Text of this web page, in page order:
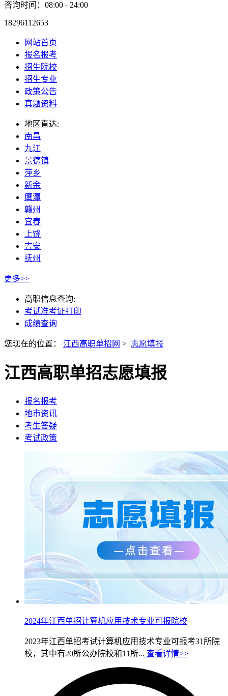
咨询时间：08:00 - 24:00
18296112653
网站首页
报名报考
招生院校
招生专业
政策公告
真题资料
地区直达:
南昌
九江
景德镇
萍乡
新余
鹰潭
赣州
宜春
上饶
吉安
抚州
更多>>
高职信息查询:
考试准考证打印
成绩查询
您现在的位置： 江西高职单招网 > 志愿填报
江西高职单招志愿填报
报名报考
地市资讯
考生答疑
考试政策
2024年江西单招计算机应用技术专业可报院校
2023年江西单招考试计算机应用技术专业可报考31所院
校，其中有20所公办院校和11所... 查看详情>>